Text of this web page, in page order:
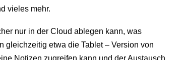
vieles mehr.
nur in der Cloud ablegen kann, was
gleichzeitig etwa die Tablet – Version von
Notizen zugreifen kann und der Austausch